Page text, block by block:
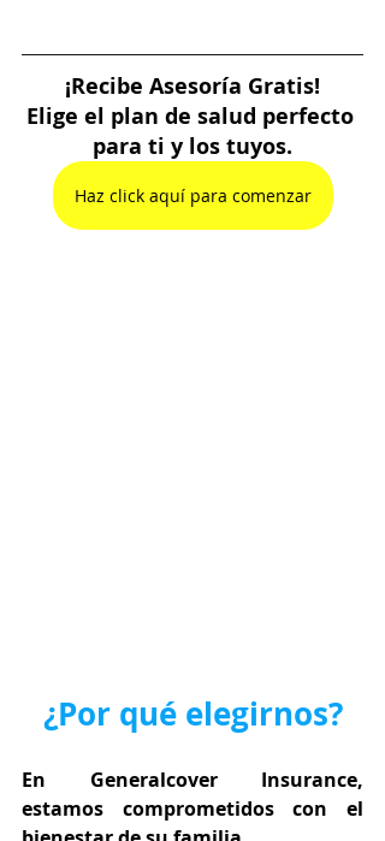
¡Recibe Asesoría Gratis!
Elige el plan de salud perfecto
para ti y los tuyos.
Haz click aquí para comenzar
¿Por qué elegirnos?
En Generalcover Insurance,
estamos comprometidos con el